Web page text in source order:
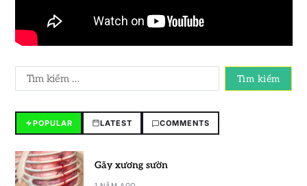
POPULAR LATEST COMMENTS
Gãy xương sườn